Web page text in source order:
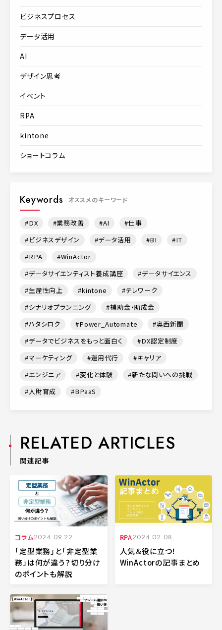
ビジネスプロセス
データ活用
AI
デザイン思考
イベント
RPA
kintone
ショートコラム
Keywords オススメのキーワード
DX 業務改善 AI
仕事
ビジネスデザイン
データ活用 BI
IT
RPA
WinActor
データサイエンティスト養成講座
データサイエンス
生産性向上
kintone
テレワーク
シナリオプランニング
補助金・助成金
ハタシロク
Power_Automate
奥西新聞
データでビジネスをもっと面白く
DX認定制度
マーケティング
運用代行
キャリア
エンジニア
変化と体験
新たな問いへの挑戦
人財育成
BPaaS
RELATED ARTICLES
関連記事
コラム2024.09.22
「定型業務」と「非定型業
務」は何が違う？切り分け
のポイントも解説
RPA2024.02.08
人気＆役に立つ！
WinActorの記事まとめ